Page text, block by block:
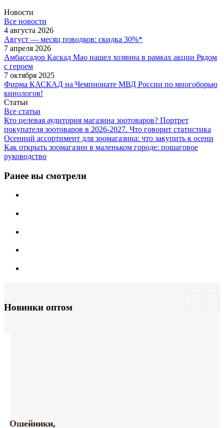
Новости
Все новости
4 августа 2026
Август — месяц поводков: скидка 30%*
7 апреля 2026
Амбассадор Каскад Мао нашел хозяина в рамках акции Рядом
с героем
7 октября 2025
Фирма КАСКАД на Чемпионате МВД России по многоборью
кинологов!
Статьи
Все статьи
Кто целевая аудитория магазина зоотоваров? Портрет
покупателя зоотоваров в 2026-2027. Что говорит статистика
Осенний ассортимент для зоомагазина: что закупить к осени
Как открыть зоомагазин в маленьком городе: пошаговое
руководство
Ранее вы смотрели
Новинки оптом
Ошейники,